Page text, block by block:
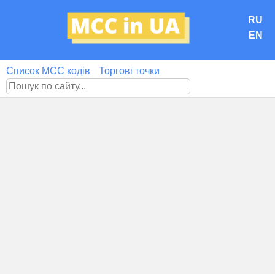
RU
EN
Список MCC кодів Торгові точки